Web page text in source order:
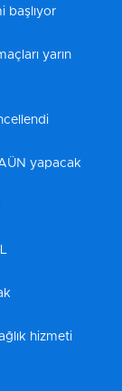
başlıyor
yarın
yapacak
hizmeti